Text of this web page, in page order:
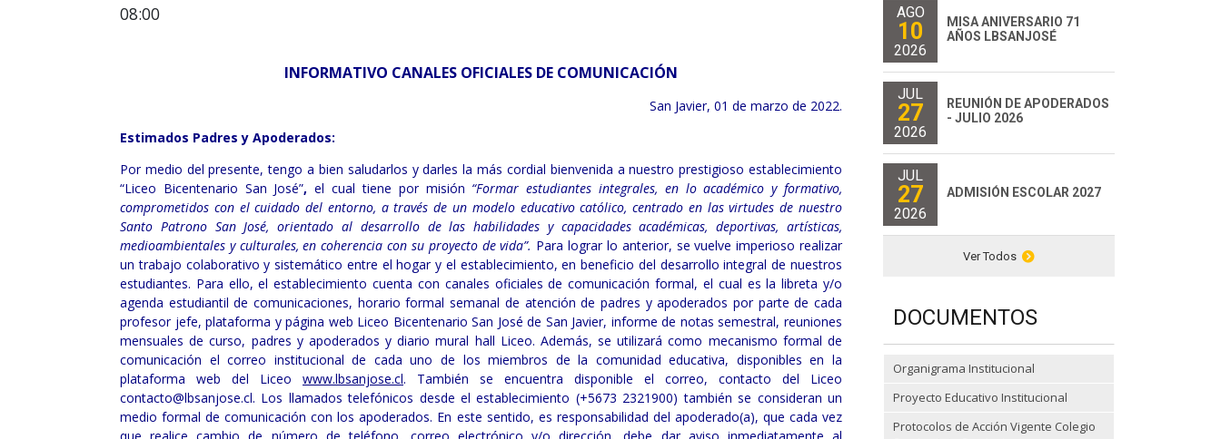
08:00
INFORMATIVO CANALES OFICIALES DE COMUNICACIÓN
San Javier, 01 de marzo de 2022.
Estimados Padres y Apoderados:
Por medio del presente, tengo a bien saludarlos y darles la más cordial bienvenida a nuestro prestigioso establecimiento
“Liceo Bicentenario San José”,el cual tiene por misión “Formar estudiantes integrales, en lo académico y formativo,
comprometidos con el cuidado del entorno, a través de un modelo educativo católico, centrado en las virtudes de nuestro
Santo Patrono San José, orientado al desarrollo de las habilidades y capacidades académicas, deportivas, artísticas,
medioambientales y culturales, en coherencia con su proyecto de vida”. Para lograr lo anterior, se vuelve imperioso realizar
un trabajo colaborativo y sistemático entre el hogar y el establecimiento, en beneficio del desarrollo integral de nuestros
estudiantes. Para ello, el establecimiento cuenta con canales oficiales de comunicación formal, el cual es la libreta y/o
agenda estudiantil de comunicaciones, horario formal semanal de atención de padres y apoderados por parte de cada
profesor jefe, plataforma y página web Liceo Bicentenario San José de San Javier, informe de notas semestral, reuniones
mensuales de curso, padres y apoderados y diario mural hall Liceo. Además, se utilizará como mecanismo formal de
comunicación el correo institucional de cada uno de los miembros de la comunidad educativa, disponibles en la
plataforma web del Liceo www.lbsanjose.cl. También se encuentra disponible el correo, contacto del Liceo
contacto@lbsanjose.cl. Los llamados telefónicos desde el establecimiento (+5673 2321900) también se consideran un
medio formal de comunicación con los apoderados. En este sentido, es responsabilidad del apoderado(a), que cada vez
AGO
10
2026
MISA ANIVERSARIO 71
AÑOS LBSANJOSÉ
JUL
27
2026
REUNIÓN DE APODERADOS
- JULIO 2026
JUL
27
2026
ADMISIÓN ESCOLAR 2027
Ver Todos
DOCUMENTOS
Organigrama Institucional
Proyecto Educativo Institucional
Protocolos de Acción Vigente Colegio